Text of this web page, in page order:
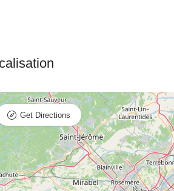
Get Directions